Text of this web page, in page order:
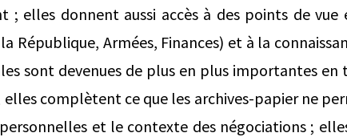
; elles donnent aussi accès à des points de vue
République, Armées, Finances) et à la
sont devenues de plus en plus importantes en
elles complètent ce que les archives-papier ne
et le contexte des négociations ;